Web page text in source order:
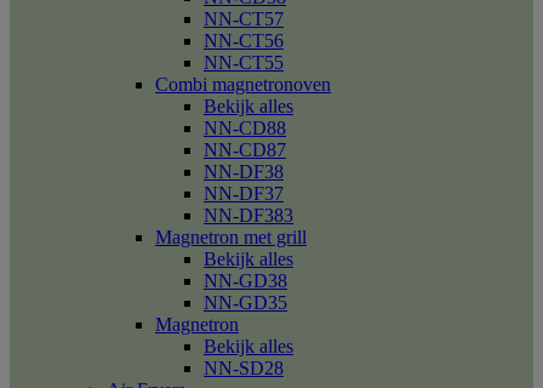
NN-CT57
NN-CT56
NN-CT55
Combi magnetronoven
Bekijk alles
NN-CD88
NN-CD87
NN-DF38
NN-DF37
NN-DF383
Magnetron met grill
Bekijk alles
NN-GD38
NN-GD35
Magnetron
Bekijk alles
NN-SD28